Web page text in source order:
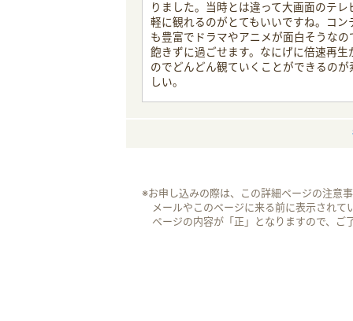
りました。当時とは違って大画面のテレ
軽に観れるのがとてもいいですね。コン
も豊富でドラマやアニメが面白そうなの
飽きずに過ごせます。なにげに倍速再生
のでどんどん観ていくことができるのが
しい。
※お申し込みの際は、この詳細ページの注意
メールやこのページに来る前に表示され
ページの内容が「正」となりますので、ご